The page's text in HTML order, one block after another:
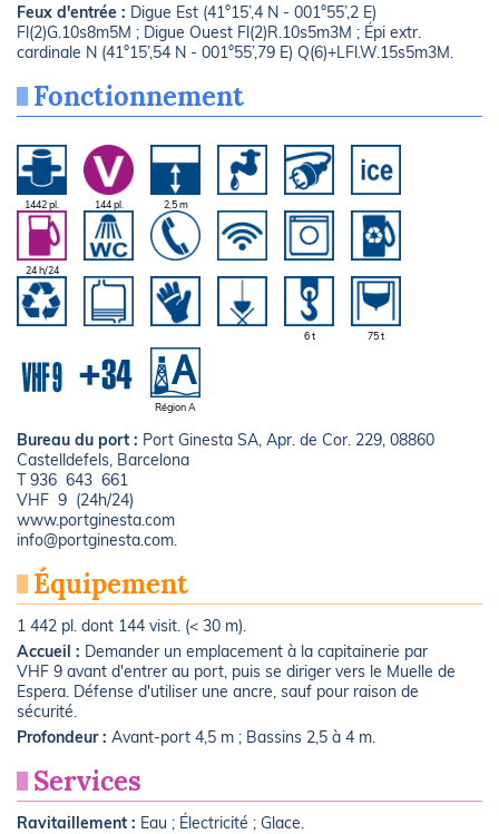
Feux d'entrée : Digue Est (41°15’,4 N - 001°55’,2 E)
Fl(2)G.10s8m5M ; Digue Ouest Fl(2)R.10s5m3M ; Épi extr.
cardinale N (41°15’,54 N - 001°55’,79 E) Q(6)+LFl.W.15s5m3M.
Fonctionnement
1442 pl. 144 pl. 2,5 m
24 h/24
6 t 75 t
Région A
Bureau du port : Port Ginesta SA, Apr. de Cor. 229, 08860
Castelldefels, Barcelona
T 936 643 661
VHF 9 (24h/24)
www.portginesta.com
info@portginesta.com.
Équipement
1 442 pl. dont 144 visit. (< 30 m).
Accueil : Demander un emplacement à la capitainerie par
VHF 9 avant d'entrer au port, puis se diriger vers le Muelle de
Espera. Défense d'utiliser une ancre, sauf pour raison de
sécurité.
Profondeur : Avant-port 4,5 m ; Bassins 2,5 à 4 m.
Services
Ravitaillement : Eau ; Électricité ; Glace.